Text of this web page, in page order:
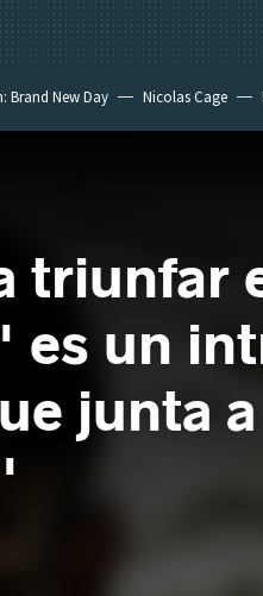
Brand New Day Nicolas Cage
triunfar
es un
junta